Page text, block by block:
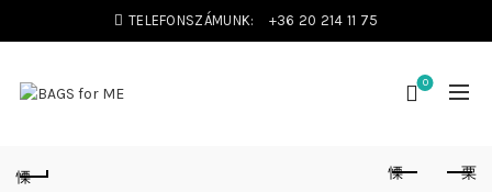
TELEFONSZÁMUNK: +36 20 214 11 75
0